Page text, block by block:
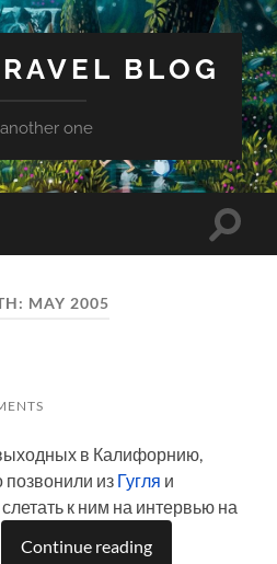
BLOG
one
Toggle
MAY 2005
в Калифорнию,
из Гугля и
к ним на интервью на
Continue reading